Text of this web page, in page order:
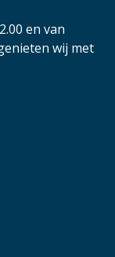
en van
wij met